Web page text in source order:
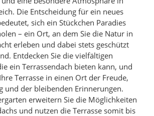
Die Entscheidung für ein neues
sich ein Stückchen Paradies
– ein Ort, an dem Sie die Natur in
erleben und dabei stets geschützt
Entdecken Sie die vielfältigen
ein Terrassendach bieten kann, und
Terrasse in einen Ort der Freude,
und der bleibenden Erinnerungen.
erweitern Sie die Möglichkeiten
und nutzen die Terrasse somit bis